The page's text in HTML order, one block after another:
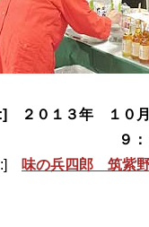
２０１３年 １０月
～１７
:] 味の兵四郎 筑紫